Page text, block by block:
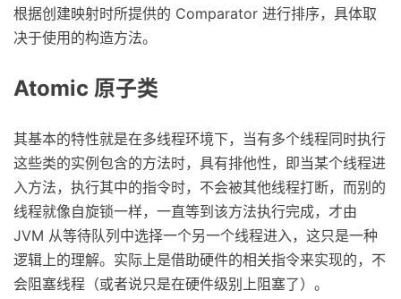
根据创建映射时所提供的 Comparator 进行排序，具体取
决于使用的构造方法。
Atomic 原子类
其基本的特性就是在多线程环境下，当有多个线程同时执行
这些类的实例包含的方法时，具有排他性，即当某个线程进
入方法，执行其中的指令时，不会被其他线程打断，而别的
线程就像自旋锁一样，一直等到该方法执行完成，才由
JVM 从等待队列中选择一个另一个线程进入，这只是一种
逻辑上的理解。实际上是借助硬件的相关指令来实现的，不
会阻塞线程（或者说只是在硬件级别上阻塞了）。